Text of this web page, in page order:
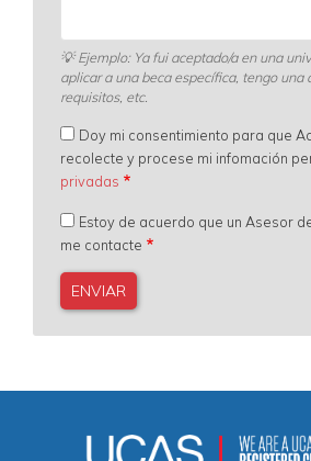
💡Ejemplo: Ya fui aceptado/a en una
aplicar a una beca específica, tengo una
requisitos, etc.
Doy mi consentimiento para que
recolecte y procese mi infomación
privadas
Estoy de acuerdo que un Asesor
me contacte